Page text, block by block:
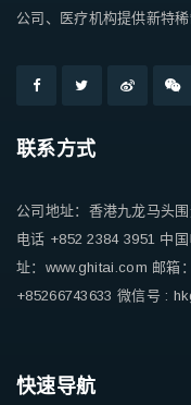
公司、医疗机构提供新特
联系方式
公司地址：香港九龙马头
电话 +852 2384 3951 中
址：www.ghitai.com 邮箱
+85266743633 微信号 :
快速导航